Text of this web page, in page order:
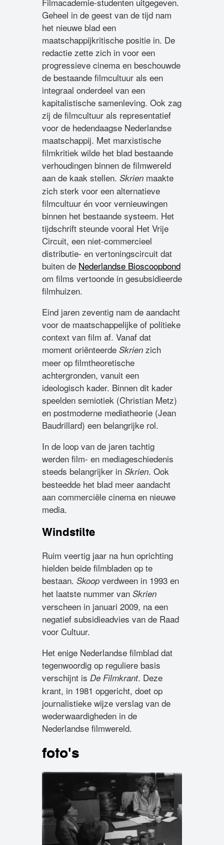
Geheel in de geest van de tijd nam
het nieuwe blad een
maatschappijkritische positie in. De
redactie zette zich in voor een
progressieve cinema en beschouwde
de bestaande filmcultuur als een
integraal onderdeel van een
kapitalistische samenleving. Ook zag
zij de filmcultuur als representatief
voor de hedendaagse Nederlandse
maatschappij. Met marxistische
filmkritiek wilde het blad bestaande
verhoudingen binnen de filmwereld
aan de kaak stellen. Skrien maakte
zich sterk voor een alternatieve
filmcultuur én voor vernieuwingen
binnen het bestaande systeem. Het
tijdschrift steunde vooral Het Vrije
Circuit, een niet-commercieel
distributie- en vertoningscircuit dat
buiten de Nederlandse Bioscoopbond
om films vertoonde in gesubsidieerde
filmhuizen.
Eind jaren zeventig nam de aandacht
voor de maatschappelijke of politieke
context van film af. Vanaf dat
moment oriënteerde Skrien zich
meer op filmtheoretische
achtergronden, vanuit een
ideologisch kader. Binnen dit kader
speelden semiotiek (Christian Metz)
en postmoderne mediatheorie (Jean
Baudrillard) een belangrijke rol.
In de loop van de jaren tachtig
werden film- en mediageschiedenis
steeds belangrijker in Skrien. Ook
besteedde het blad meer aandacht
aan commerciële cinema en nieuwe
media.
Windstilte
Ruim veertig jaar na hun oprichting
hielden beide filmbladen op te
bestaan. Skoop verdween in 1993 en
het laatste nummer van Skrien
verscheen in januari 2009, na een
negatief subsidieadvies van de Raad
voor Cultuur.
Het enige Nederlandse filmblad dat
tegenwoordig op reguliere basis
verschijnt is De Filmkrant. Deze
krant, in 1981 opgericht, doet op
journalistieke wijze verslag van de
wederwaardigheden in de
Nederlandse filmwereld.
foto's